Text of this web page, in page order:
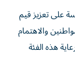
على تعزيز قيم
والاهتمام
هذه الفئة